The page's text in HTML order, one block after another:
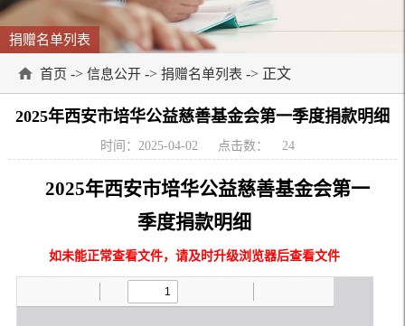
捐赠名单列表
首页 -> 信息公开 -> 捐赠名单列表 -> 正文
2025年西安市培华公益慈善基金会第一季度捐款明细
时间：2025-04-02 点击数： 24
2025年西安市培华公益慈善基金会第一
季度捐款明细
如未能正常查看文件，请及时升级浏览器后查看文件